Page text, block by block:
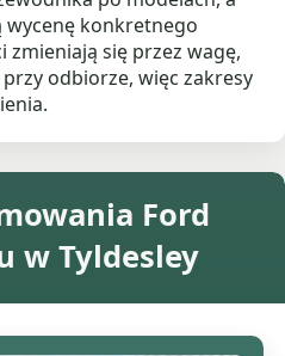
konkretnego
zmieniają się przez wagę,
odbiorze, więc zakresy
Ford
w Tyldesley